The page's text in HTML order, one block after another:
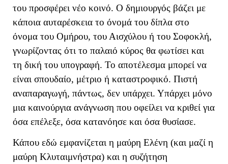
του προσφέρει νέο κοινό. Ο δημιουργός βάζει με
κάποια αυταρέσκεια το όνομά του δίπλα στο
όνομα του Ομήρου, του Αισχύλου ή του Σοφοκλή,
γνωρίζοντας ότι το παλαιό κύρος θα φωτίσει και
τη δική του υπογραφή. Το αποτέλεσμα μπορεί να
είναι σπουδαίο, μέτριο ή καταστροφικό. Πιστή
αναπαραγωγή, πάντως, δεν υπάρχει. Υπάρχει μόνο
μια καινούργια ανάγνωση που οφείλει να κριθεί για
όσα επέλεξε, όσα κατανόησε και όσα θυσίασε.
Κάπου εδώ εμφανίζεται η μαύρη Ελένη (και μαζί η
μαύρη Κλυταιμνήστρα) και η συζήτηση